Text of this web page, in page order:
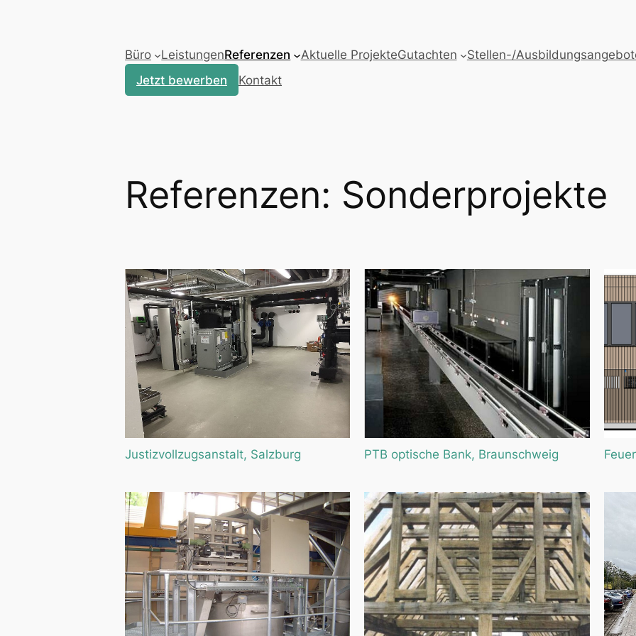
Büro LeistungenReferenzen Aktuelle ProjekteGutachten
Stellen-/
Jetzt bewerben
Kontakt
Referenzen: Sonderprojekte
Justizvollzugsanstalt, Salzburg PTB optische Bank, Braunschweig